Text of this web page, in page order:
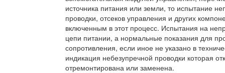
источника питания или земли, то испытание
проводки, отсеков управления и других
включенным в этот процесс. Испытания на
цепи питании, а нормальные показания для
сопротивления, если иное не указано в
индикация небезупречной проводки которая
отремонтирована или заменена.